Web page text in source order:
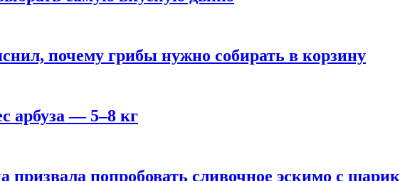
почему грибы нужно собирать в корзину
— 5–8 кг
попробовать сливочное эскимо с